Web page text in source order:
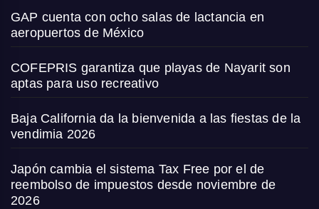
GAP cuenta con ocho salas de lactancia en
aeropuertos de México
COFEPRIS garantiza que playas de Nayarit son
aptas para uso recreativo
Baja California da la bienvenida a las fiestas de la
vendimia 2026
Japón cambia el sistema Tax Free por el de
reembolso de impuestos desde noviembre de
2026